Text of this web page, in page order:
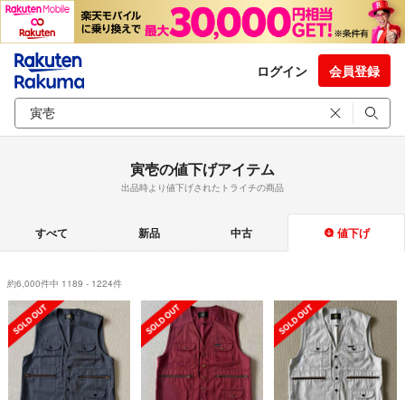
ログイン 会員登録
寅壱の値下げアイテム
出品時より値下げされたトライチの商品
すべて 新品 中古 値下げ
約6,000件中 1189 - 1224件